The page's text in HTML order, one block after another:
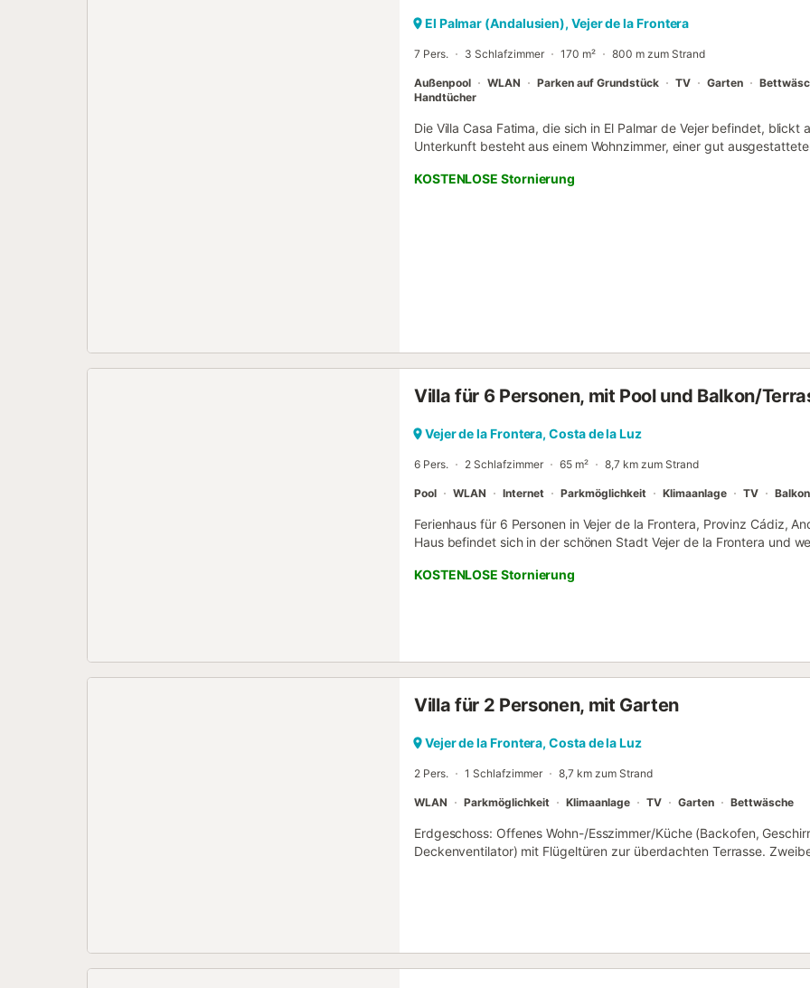
Buchungsplattform ab....
El Palmar (Andalusien), Vejer de la Frontera
7 Pers. 3 Schlafzimmer 170 m² 800 m zum Strand
Außenpool WLAN Parken auf Grundstück TV Garten
Handtücher
Die Villa Casa Fatima, die sich in El Palmar de Vejer befindet,
Unterkunft besteht aus einem Wohnzimmer, einer gut
außerdem Highspeed-WLAN (für Videoanrufe geeignet) mit einem
von Veranstaltungen in dieser Unterkunft ist nicht erlaubt. Eine
KOSTENLOSE Stornierung
Villa für 6 Personen, mit Pool und Balkon/
Vejer de la Frontera, Costa de la Luz
6 Pers. 2 Schlafzimmer 65 m² 8,7 km zum Strand
Pool WLAN Internet Parkmöglichkeit Klimaanlage TV
Ferienhaus für 6 Personen in Vejer de la Frontera, Provinz Cádiz,
Haus befindet sich in der schönen Stadt Vejer de la Frontera und
besuchen. Das Haus ist auf einer Ebene. Es hat zwei
mit zwei Betten. Es hat auch ein komplettes Badezimmer mit
Gartenmöbeln. Ein Grillplatz mit einem überdachten Speisesaal.
mehr Sicherheit. Kunden können auf dem Grundstück parken und
KOSTENLOSE Stornierung
Villa für 2 Personen, mit Garten
Vejer de la Frontera, Costa de la Luz
2 Pers. 1 Schlafzimmer 8,7 km zum Strand
WLAN Parkmöglichkeit Klimaanlage TV Garten Bettwäsche
Erdgeschoss: Offenes Wohn-/Esszimmer/Küche (Backofen,
Deckenventilator) mit Flügeltüren zur überdachten Terrasse.
überdachten und offenen Terrassen. Barbecue. Parkplatz
Tauchbecken (4m x 2m, einheitliche Tiefe von 0,9m) mit römischer
Schlafzimmer und eigenem Pool ist selten, und hier, inmitten der
Luz, nur 10 Autominuten von der malerischen Bergstadt Vejer de